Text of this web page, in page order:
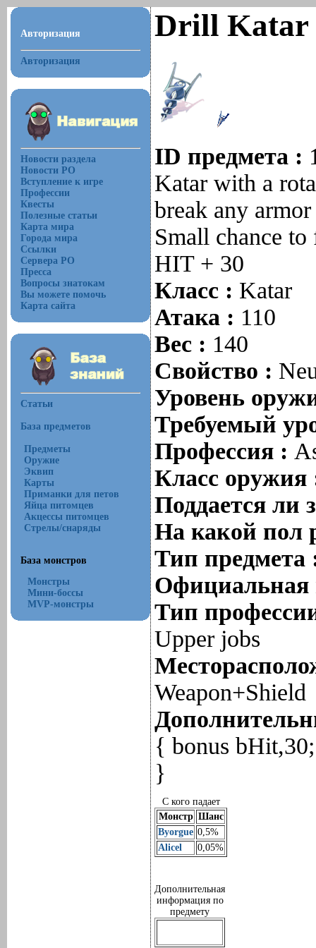
Авторизация
Авторизация
Новости раздела
Новости РО
Вступление к игре
Профессии
Квесты
Полезные статьи
Карта мира
Города мира
Ссылки
Сервера РО
Пресса
Вопросы знатокам
Вы можете помочь
Карта сайта
Статьи
База предметов
Предметы
Оружие
Эквип
Карты
Приманки для петов
Яйца питомцев
Акцессы питомцев
Стрелы/снаряды
База монстров
Монстры
Мини-боссы
MVP-монстры
Drill Katar
ID предмета :
Katar with a
break any
Small chance
HIT + 30
Класс : Katar
Атака : 110
Вес : 140
Свойство :
Уровень
Требуемый
Профессия :
Класс
Поддается ли
На какой пол
Тип
Тип
Upper jobs
Weapon+Shield
{ bonus
}
С кого падает
Монстр Шанс
Byorgue 0,5%
Alicel
0,05%
Дополнительная
информация по
предмету